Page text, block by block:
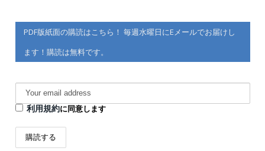
PDF版紙面の購読はこちら！ 毎週水曜日にEメールでお届けし
ます！購読は無料です。
利用規約に同意します